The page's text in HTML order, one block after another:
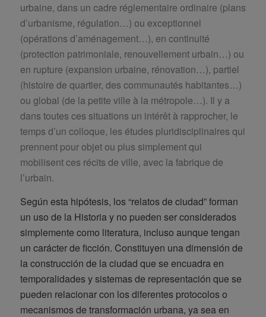
urbaine, dans un cadre réglementaire ordinaire (plans
d’urbanisme, régulation…) ou exceptionnel
(opérations d’aménagement…), en continuité
(protection patrimoniale, renouvellement urbain…) ou
en rupture (expansion urbaine, rénovation…), partiel
(histoire de quartier, des communautés habitantes…)
ou global (de la petite ville à la métropole…). Il y a
dans toutes ces situations un intérêt à rapprocher, le
temps d’un colloque, les études pluridisciplinaires qui
prennent pour objet ou plus simplement qui
mobilisent ces récits de ville, avec la fabrique de
l’urbain.
Según esta hipótesis, los “relatos de ciudad” forman
un uso de la Historia y no pueden ser considerados
simplemente como literatura, incluso aunque tengan
un carácter de ficción. Constituyen una dimensión de
la construcción de la ciudad que se encuadra en
temporalidades y sistemas de representación que se
pueden relacionar con los diferentes protocolos o
mecanismos de transformación urbana, ya sea en